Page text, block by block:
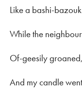
Like a bashi-
While the
Of-geesily
And my candle